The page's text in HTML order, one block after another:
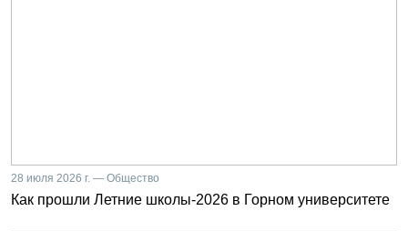
28 июля 2026 г. — Общество
Как прошли Летние школы-2026 в Горном университете